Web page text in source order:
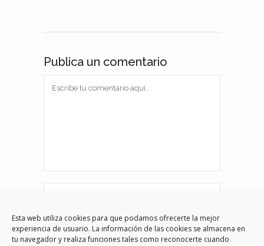
Esta web utiliza cookies para que podamos ofrecerte la mejor
experiencia de usuario. La información de las cookies se almacena en
tu navegador y realiza funciones tales como reconocerte cuando
Publica un comentario